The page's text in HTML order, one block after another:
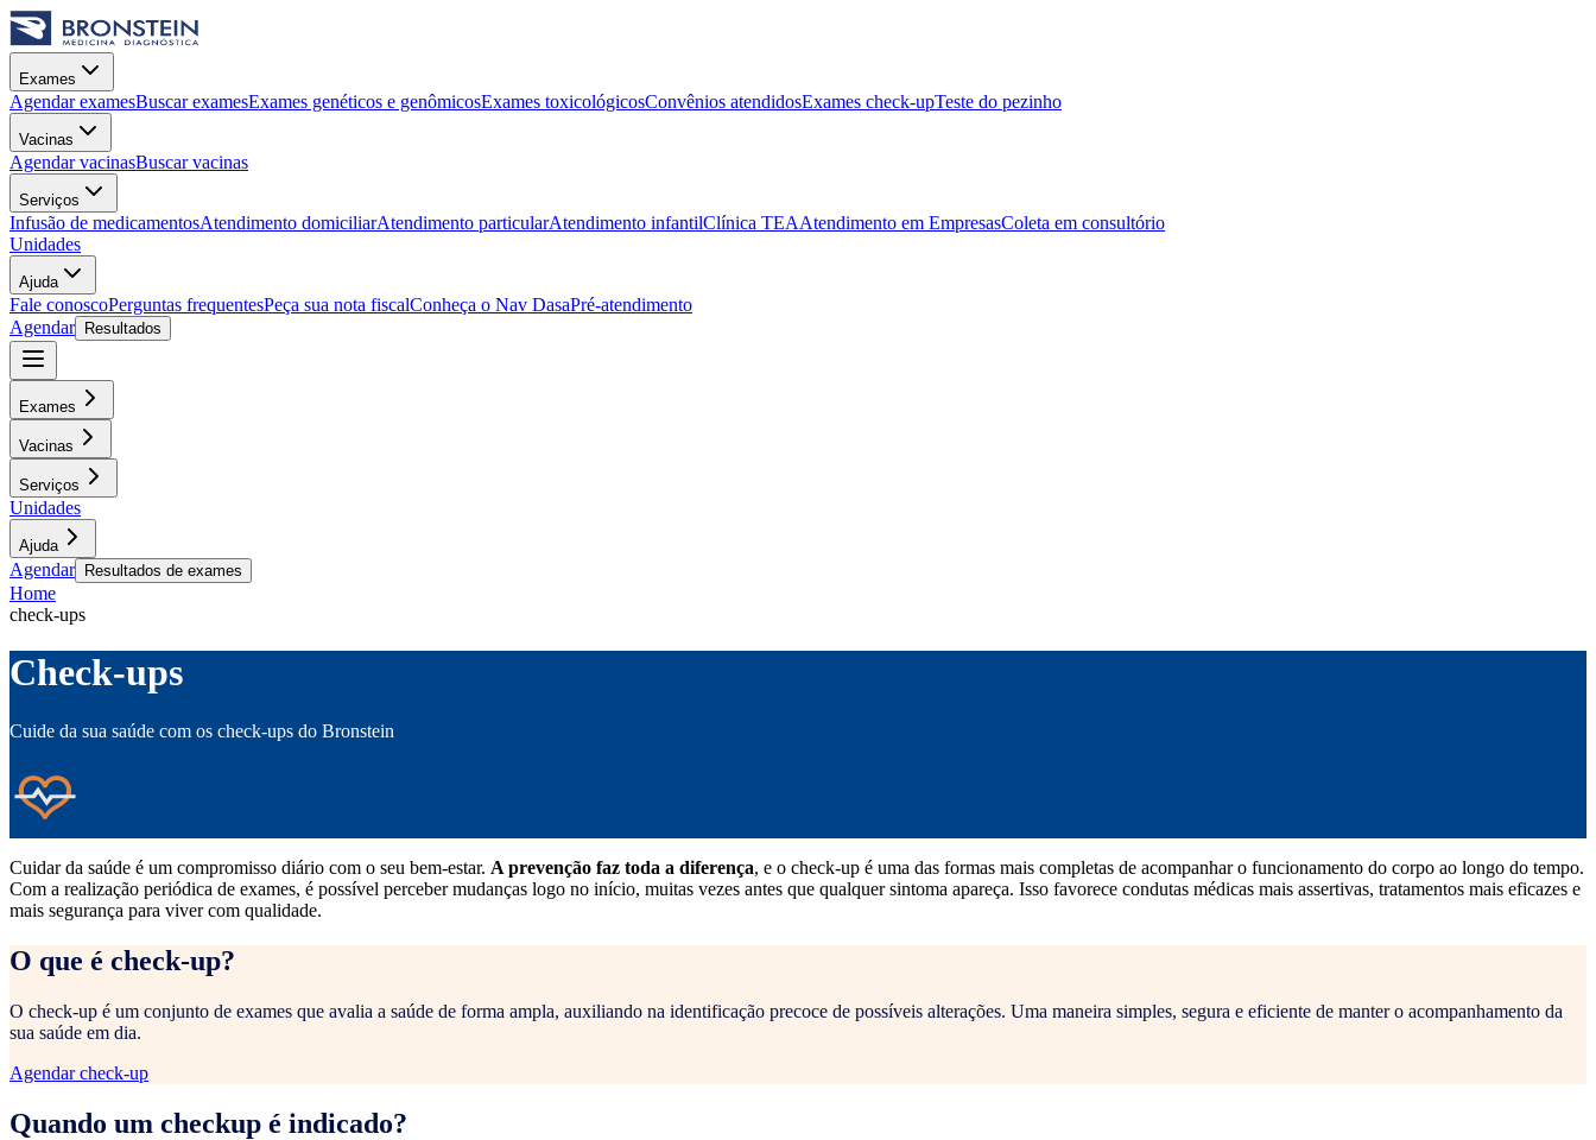
Exames
Agendar examesBuscar examesExames genéticos e genômicosExames toxicológicosConvênios atendidosExames check-upTeste do pezinho
Vacinas
Agendar vacinasBuscar vacinas
Serviços
Infusão de medicamentosAtendimento domiciliarAtendimento particularAtendimento infantilClínica TEAAtendimento em EmpresasColeta em consultório
Unidades
Ajuda
Fale conoscoPerguntas frequentesPeça sua nota fiscalConheça o Nav DasaPré-atendimento
Agendar
Resultados
Exames
Vacinas
Serviços
Unidades
Ajuda
Agendar Resultados de exames
Home
check-ups
Check-ups
Cuide da sua saúde com os check-ups do Bronstein
Cuidar da saúde é um compromisso diário com o seu bem-estar. A prevenção faz toda a diferença, e o check-up é uma das formas mais completas de acompanhar o funcionamento do corpo ao longo do tempo.
Com a realização periódica de exames, é possível perceber mudanças logo no início, muitas vezes antes que qualquer sintoma apareça. Isso favorece condutas médicas mais assertivas, tratamentos mais eficazes e
mais segurança para viver com qualidade.
O que é check-up?
O check-up é um conjunto de exames que avalia a saúde de forma ampla, auxiliando na identificação precoce de possíveis alterações. Uma maneira simples, segura e eficiente de manter o acompanhamento da
sua saúde em dia.
Agendar check-up
Quando um checkup é indicado?